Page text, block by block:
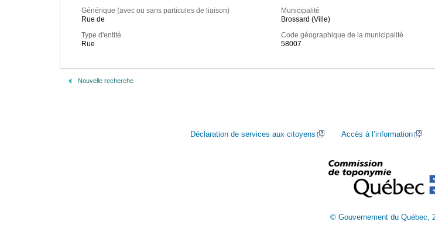
Générique (avec ou sans particules de liaison)
Rue de
Type d'entité
Rue
Municipalité
Brossard (Ville)
Code géographique de la municipalité
58007
Nouvelle recherche
Déclaration de services aux citoyens Accès à l’information
© Gouvernement du Québec,